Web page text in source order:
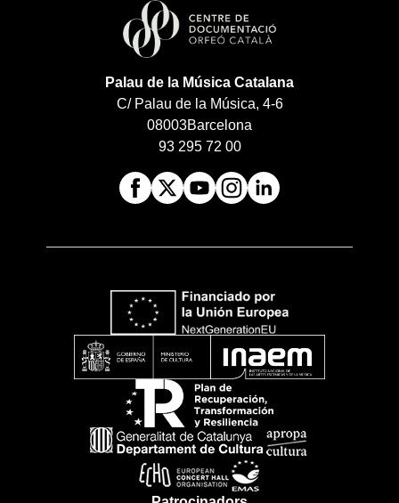
Palau de la Música Catalana
C/ Palau de la Música, 4-6
08003Barcelona
93 295 72 00